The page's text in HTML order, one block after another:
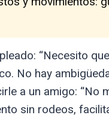
“Necesito
No hay
a un amigo: “No
sin rodeos,